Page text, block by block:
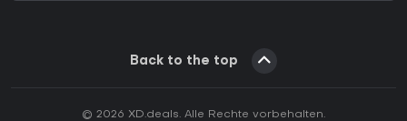
Back to the top
© 2026 XD.deals. Alle Rechte vorbehalten.